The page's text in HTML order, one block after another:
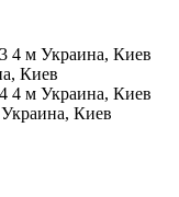
4 м Украина, Киев
Киев
4 м Украина, Киев
Украина, Киев